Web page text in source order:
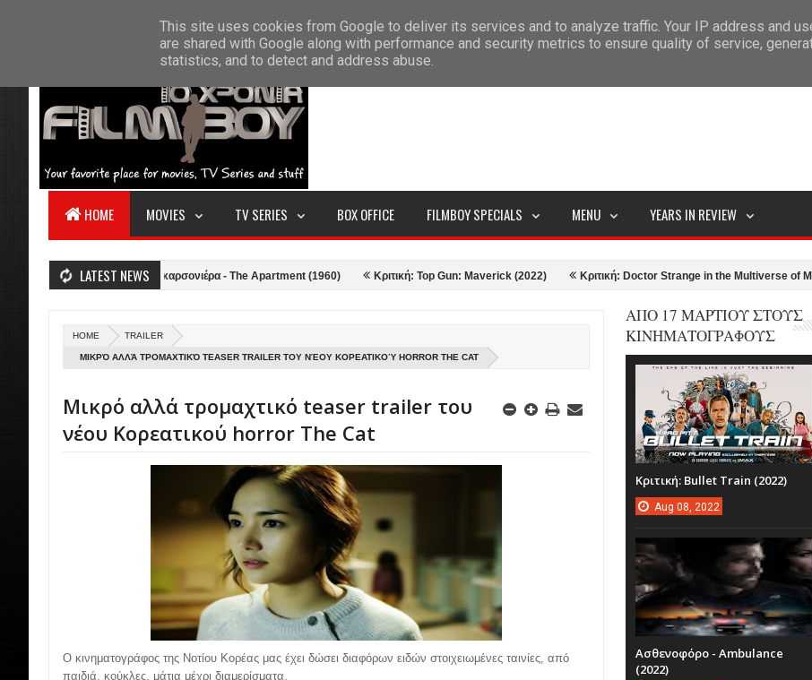
HOME ABOUT US CONTACT SITEMAP
HOME MOVIES TV SERIES BOX OFFICE FILMBOY SPECIALS MENU YEARS IN REVIEW
LATEST NEWS
Κριτική: Η Γκαρσονιέρα - The Apartment (1960) Κριτική: Top Gun: Maverick (2022) Κριτική: Doctor Strange in the Multiverse of Madness
HOME TRAILER
ΜΙΚΡΌ ΑΛΛΆ ΤΡΟΜΑΧΤΙΚΌ TEASER TRAILER ΤΟΥ ΝΈΟΥ ΚΟΡΕΑΤΙΚΟΎ HORROR THE CAT
Μικρό αλλά τρομαχτικό teaser trailer του
νέου Κορεατικού horror The Cat
Ο κινηματογράφος της Νοτίου Κορέας μας έχει δώσει διαφόρων ειδών στοιχειωμένες ταινίες, από
παιδιά, κούκλες, μάτια μέχρι διαμερίσματα.
ΑΠΟ 17 ΜΑΡΤΙΟΥ ΣΤΟΥΣ
ΚΙΝΗΜΑΤΟΓΡΑΦΟΥΣ
Κριτική: Bullet Train (2022)
Aug 08, 2022
Ασθενοφόρο - Ambulance
(2022)
This site uses cookies from Google to deliver its services and to analyze traffic. Your IP address and
are shared with Google along with performance and security metrics to ensure quality of service,
statistics, and to detect and address abuse.